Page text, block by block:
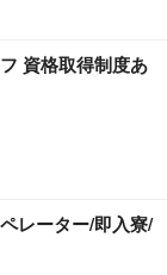
資格取得制度あ
レーター/即入寮/